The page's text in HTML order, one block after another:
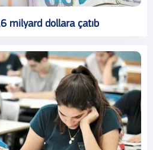
milyard dollara çatıb